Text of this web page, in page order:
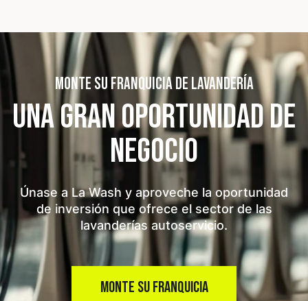
MONTE SU FRANQUICIA DE LAVANDERÍA
UNA GRAN OPORTUNIDADDE
NEGOCIO
Únase a La Wash y aproveche la oportunidad
de inversión que ofrece el sector de las
lavanderías autoservicio.
MONTE SU FRANQUICIA